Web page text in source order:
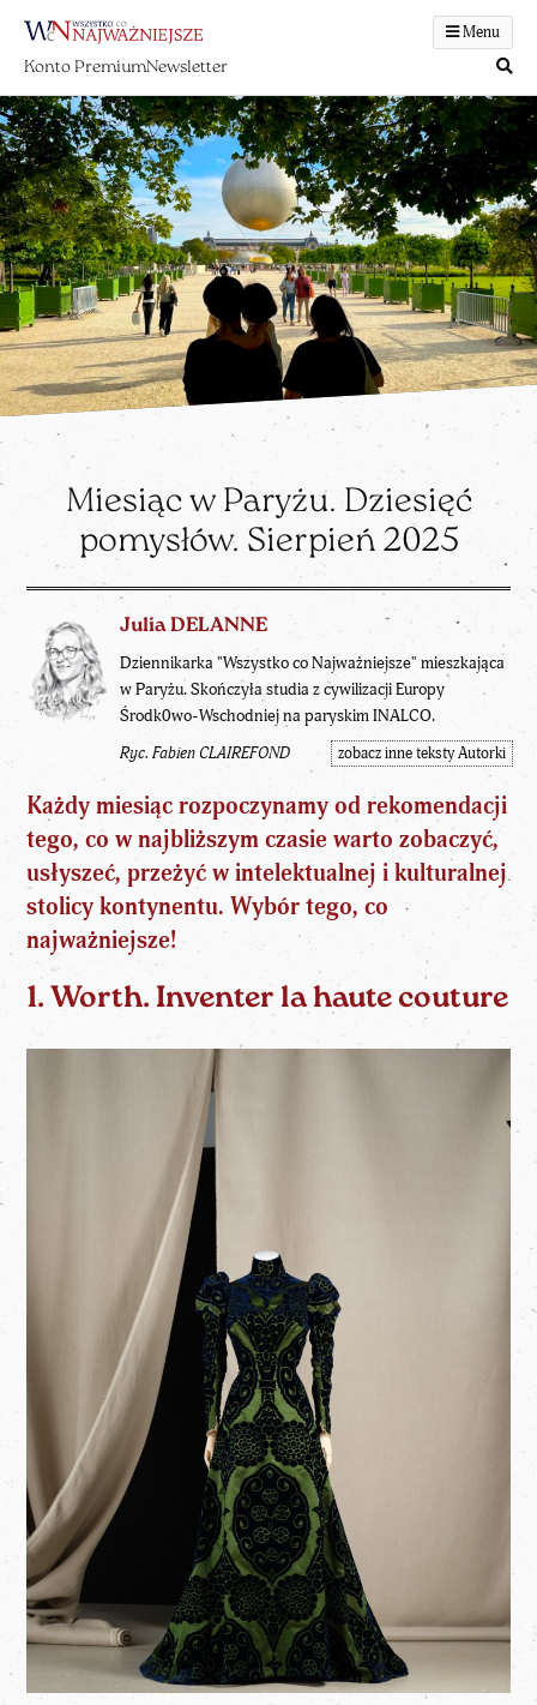
Menu
Konto PremiumNewsletter
Miesiąc w Paryżu. Dziesięć
pomysłów. Sierpień 2025
Julia DELANNE
Dziennikarka "Wszystko co Najważniejsze" mieszkająca
w Paryżu. Skończyła studia z cywilizacji Europy
Środk0wo-Wschodniej na paryskim INALCO.
Ryc. Fabien CLAIREFOND zobacz inne teksty Autorki
Każdy miesiąc rozpoczynamy od rekomendacji
tego, co w najbliższym czasie warto zobaczyć,
usłyszeć, przeżyć w intelektualnej i kulturalnej
stolicy kontynentu. Wybór tego, co
najważniejsze!
1. Worth. Inventer la haute couture